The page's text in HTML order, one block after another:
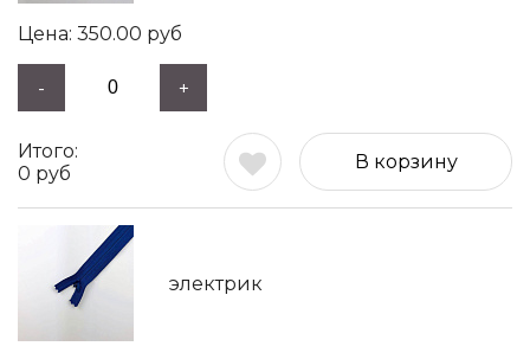
350.00 руб
- +
0 руб
В корзину
электрик